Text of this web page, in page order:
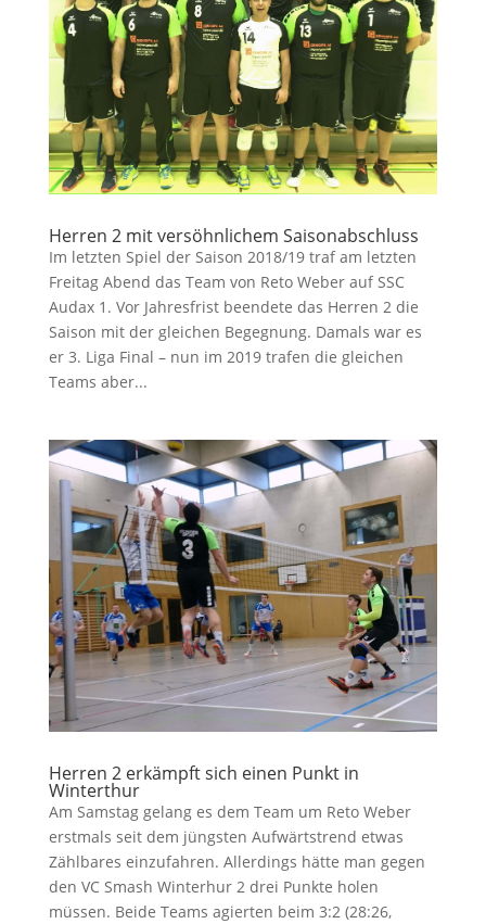
Herren 2 mit versöhnlichem Saisonabschluss
Im letzten Spiel der Saison 2018/19 traf am letzten
Freitag Abend das Team von Reto Weber auf SSC
Audax 1. Vor Jahresfrist beendete das Herren 2 die
Saison mit der gleichen Begegnung. Damals war es
er 3. Liga Final – nun im 2019 trafen die gleichen
Teams aber...
Herren 2 erkämpft sich einen Punkt in
Winterthur
Am Samstag gelang es dem Team um Reto Weber
erstmals seit dem jüngsten Aufwärtstrend etwas
Zählbares einzufahren. Allerdings hätte man gegen
den VC Smash Winterhur 2 drei Punkte holen
müssen. Beide Teams agierten beim 3:2 (28:26,